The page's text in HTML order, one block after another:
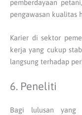
pemberdayaan
pengawasan kualitas
Karier di sektor
kerja yang cukup
langsung terhadap
6. Peneliti
Bagi lulusan